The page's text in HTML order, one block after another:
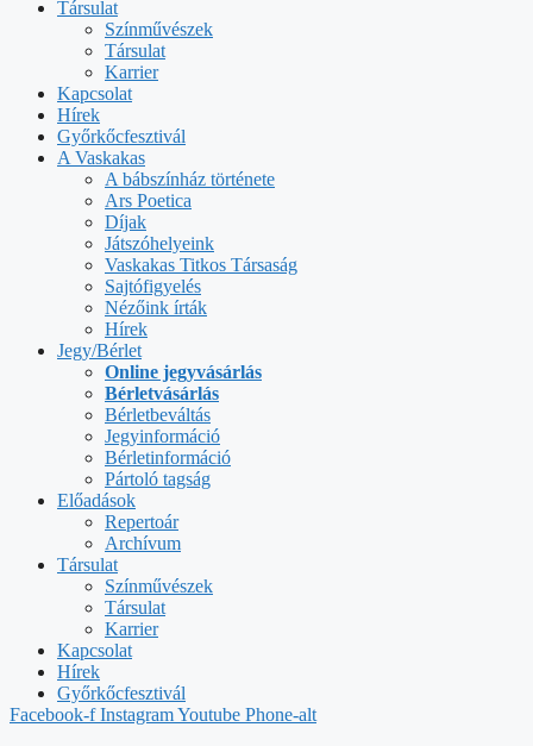
Társulat
Színművészek
Társulat
Karrier
Kapcsolat
Hírek
Győrkőcfesztivál
A Vaskakas
A bábszínház története
Ars Poetica
Díjak
Játszóhelyeink
Vaskakas Titkos Társaság
Sajtófigyelés
Nézőink írták
Hírek
Jegy/Bérlet
Online jegyvásárlás
Bérletvásárlás
Bérletbeváltás
Jegyinformáció
Bérletinformáció
Pártoló tagság
Előadások
Repertoár
Archívum
Társulat
Színművészek
Társulat
Karrier
Kapcsolat
Hírek
Győrkőcfesztivál
Facebook-f InstagramYoutube Phone-alt